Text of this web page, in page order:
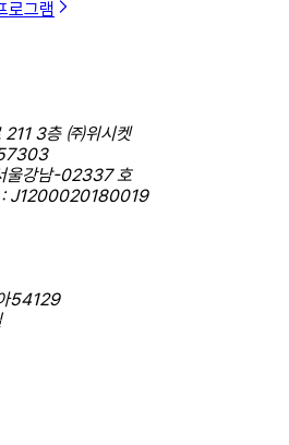
로그램
211 3층 ㈜위시켓
울강남-02337 호
: J1200020180019
54129